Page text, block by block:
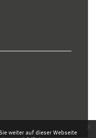
weiter auf dieser Webseite
x